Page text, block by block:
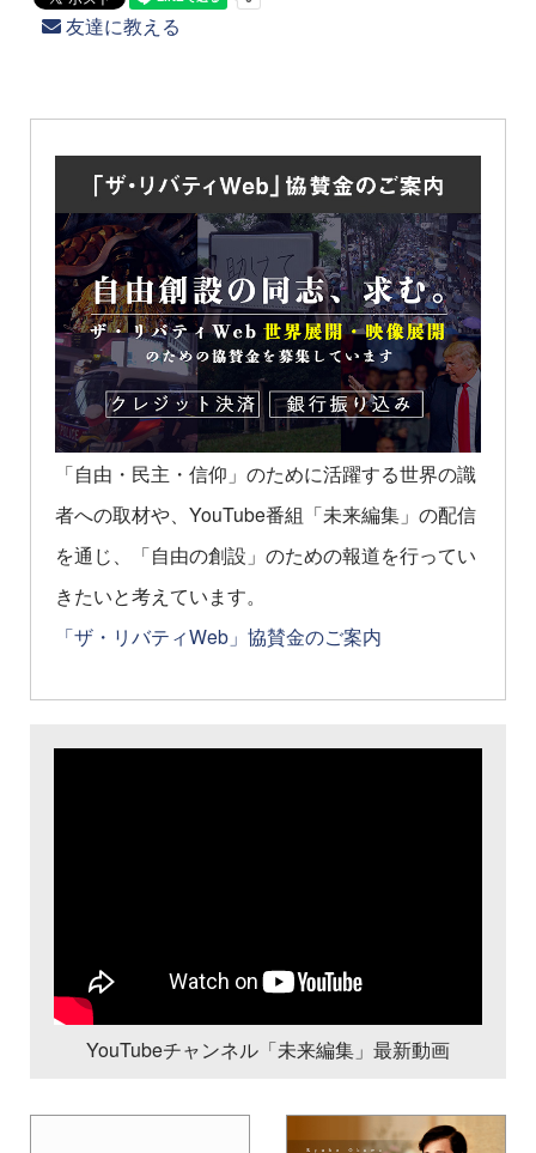
友達に教える
「自由・民主・信仰」のために活躍する世界の識
者への取材や、YouTube番組「未来編集」の配信
を通じ、「自由の創設」のための報道を行ってい
きたいと考えています。
「ザ・リバティWeb」協賛金のご案内
YouTubeチャンネル「未来編集」最新動画